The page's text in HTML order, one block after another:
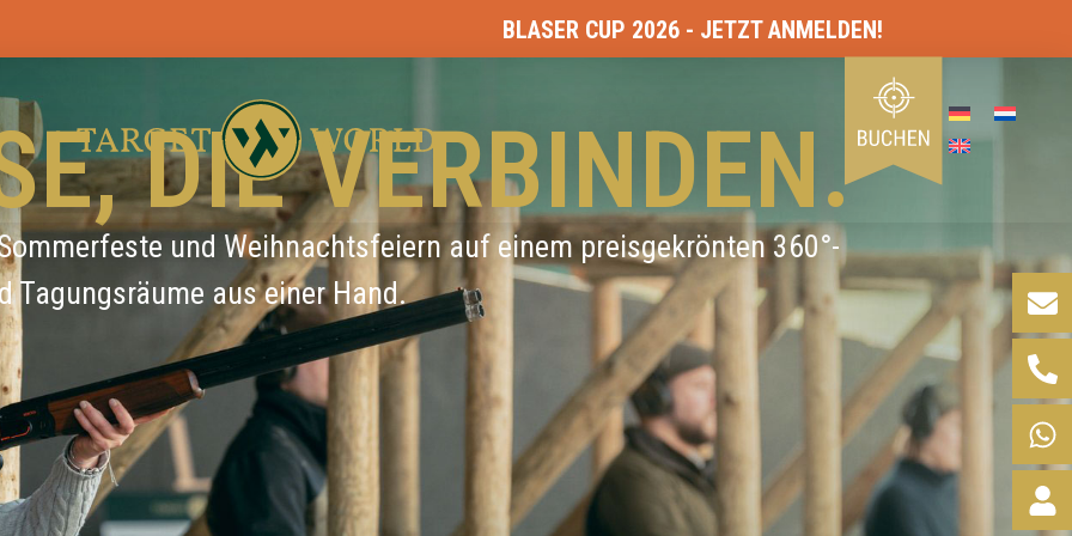
BLASER CUP 2026 - JETZT ANMELDEN!
DIE VERBINDEN.
und Weihnachtsfeiern auf einem preisgekrönten 360°-
Tagungsräume aus einer Hand.